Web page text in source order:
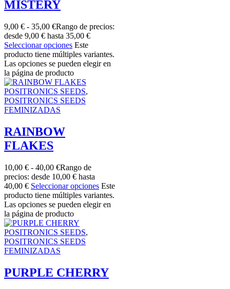
MISTERY
9,00 € - 35,00 €Rango de precios:
desde 9,00 € hasta 35,00 €
Seleccionar opciones Este
producto tiene múltiples variantes.
Las opciones se pueden elegir en
la página de producto
POSITRONICS SEEDS,
POSITRONICS SEEDS
FEMINIZADAS
RAINBOW
FLAKES
10,00 € - 40,00 €Rango de
precios: desde 10,00 € hasta
40,00 € Seleccionar opciones Este
producto tiene múltiples variantes.
Las opciones se pueden elegir en
la página de producto
POSITRONICS SEEDS,
POSITRONICS SEEDS
FEMINIZADAS
PURPLE CHERRY